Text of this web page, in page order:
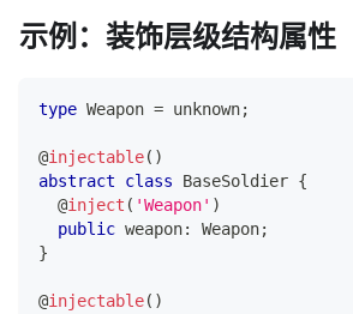
示例：装饰层级结构属性
type Weapon = unknown;
@injectable( )
abstract
class BaseSoldier {
@inject ( 'Weapon' )
public weapon: Weapon;
}
@injectable( )